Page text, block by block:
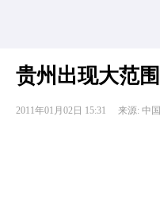
贵州出现大范
2011年01月02日 15:31 来源: 中